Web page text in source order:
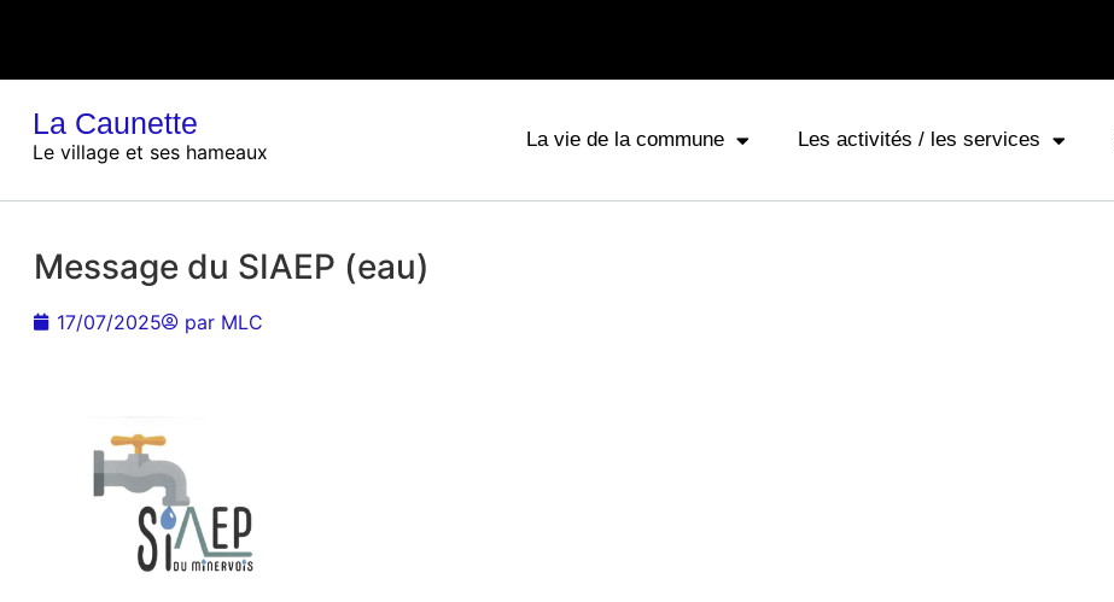
La Caunette
Le village et ses hameaux
La vie de la commune Les activités / les services
Message du SIAEP (eau)
17/07/2025 par MLC